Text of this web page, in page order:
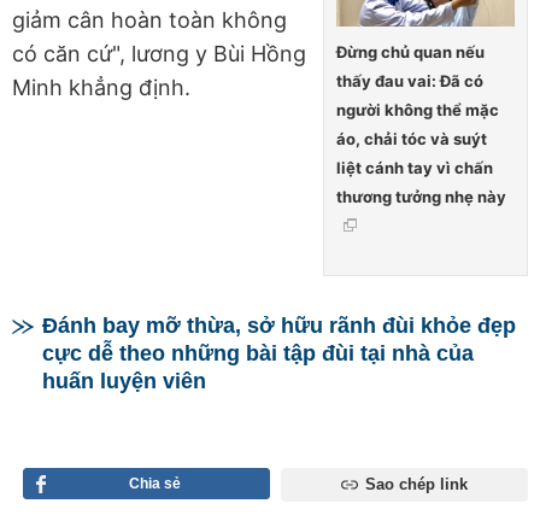
Đừng chủ quan nếu
thấy đau vai: Đã có
người không thể mặc
áo, chải tóc và suýt
liệt cánh tay vì chấn
thương tưởng nhẹ này
giảm cân hoàn toàn không
có căn cứ", lương y Bùi Hồng
Minh khẳng định.
Đánh bay mỡ thừa, sở hữu rãnh đùi khỏe đẹp
cực dễ theo những bài tập đùi tại nhà của
huấn luyện viên
Chia sẻ Sao chép link